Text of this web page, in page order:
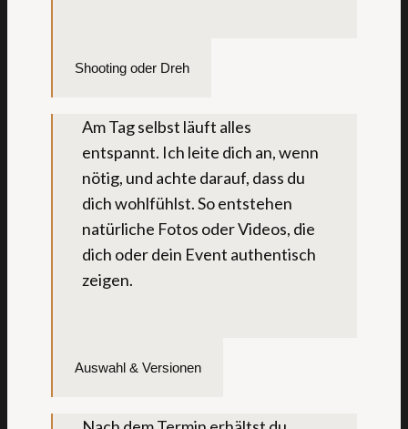
Shooting oder Dreh
Am Tag selbst läuft alles
entspannt. Ich leite dich an, wenn
nötig, und achte darauf, dass du
dich wohlfühlst. So entstehen
natürliche Fotos oder Videos, die
dich oder dein Event authentisch
zeigen.
Auswahl & Versionen